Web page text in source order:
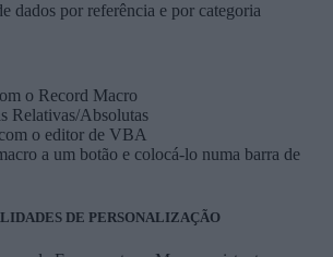
dados por referência e por categoria
o Record Macro
Relativas/Absolutas
o editor de VBA
a um botão e colocá-lo numa barra de
DE PERSONALIZAÇÃO